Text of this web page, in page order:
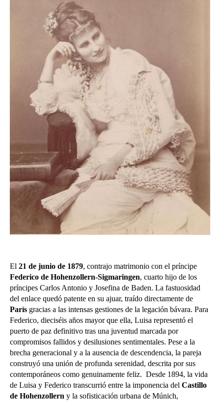
El 21 de junio de 1879, contrajo matrimonio con el príncipe
Federico de Hohenzollern-Sigmaringen, cuarto hijo de los
príncipes Carlos Antonio y Josefina de Baden. La fastuosidad
del enlace quedó patente en su ajuar, traído directamente de
París gracias a las intensas gestiones de la legación bávara. Para
Federico, dieciséis años mayor que ella, Luisa representó el
puerto de paz definitivo tras una juventud marcada por
compromisos fallidos y desilusiones sentimentales. Pese a la
brecha generacional y a la ausencia de descendencia, la pareja
construyó una unión de profunda serenidad, descrita por sus
contemporáneos como genuinamente feliz. Desde 1894, la vida
de Luisa y Federico transcurrió entre la imponencia del Castillo
de Hohenzollern y la sofisticación urbana de Múnich,